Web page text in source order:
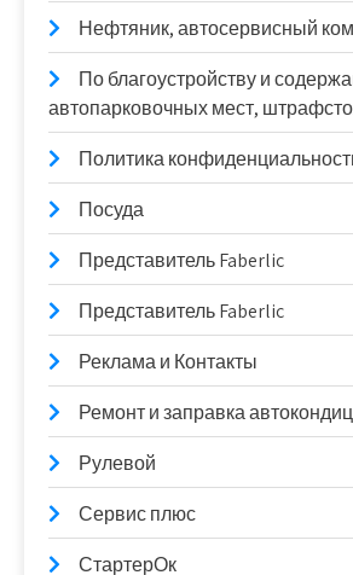
Нефтяник, автосервисный
По благоустройству и
автопарковочных мест,
Политика
Посуда
Представитель Faberlic
Представитель Faberlic
Реклама и Контакты
Ремонт и заправка
Рулевой
Сервис плюс
СтартерОк